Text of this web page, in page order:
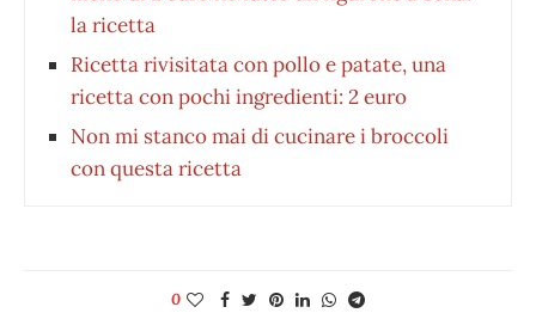
la ricetta
Ricetta rivisitata con pollo e patate, una
ricetta con pochi ingredienti: 2 euro
Non mi stanco mai di cucinare i broccoli
con questa ricetta
0